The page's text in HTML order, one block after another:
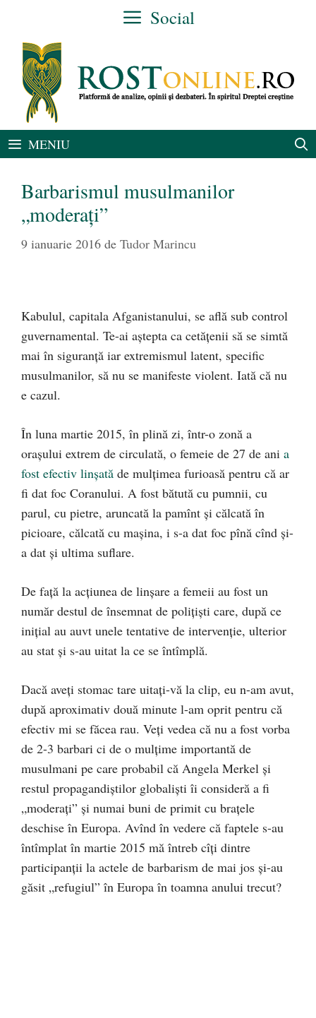
conținut
Social
MENIU
Barbarismul musulmanilor
„moderați”
9 ianuarie 2016 de Tudor Marincu
Kabulul, capitala Afganistanului, se află sub control
guvernamental. Te-ai aștepta ca cetățenii să se simtă
mai în siguranță iar extremismul latent, specific
musulmanilor, să nu se manifeste violent. Iată că nu
e cazul.
În luna martie 2015, în plină zi, într-o zonă a
orașului extrem de circulată, o femeie de 27 de ani a
fost efectiv linșată de mulțimea furioasă pentru că ar
fi dat foc Coranului. A fost bătută cu pumnii, cu
parul, cu pietre, aruncată la pamînt și călcată în
picioare, călcată cu mașina, i s-a dat foc pînă cînd și-
a dat și ultima suflare.
De față la acțiunea de linșare a femeii au fost un
număr destul de însemnat de polițiști care, după ce
inițial au auvt unele tentative de intervenție, ulterior
au stat și s-au uitat la ce se întîmplă.
Dacă aveți stomac tare uitați-vă la clip, eu n-am avut,
după aproximativ două minute l-am oprit pentru că
efectiv mi se făcea rau. Veți vedea că nu a fost vorba
de 2-3 barbari ci de o mulțime importantă de
musulmani pe care probabil că Angela Merkel și
restul propagandiștilor globaliști îi consideră a fi
„moderați” și numai buni de primit cu brațele
deschise în Europa. Avînd în vedere că faptele s-au
întîmplat în martie 2015 mă întreb cîți dintre
participanții la actele de barbarism de mai jos și-au
găsit „refugiul” în Europa în toamna anului trecut?